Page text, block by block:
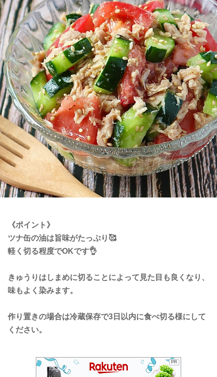
《ポイント》
ツナ缶の油は旨味がたっぷり🥰
軽く切る程度でOKです👌
きゅうりはしまめに切ることによって見た目も良くなり、
味もよく染みます。
作り置きの場合は冷蔵保存で3日以内に食べ切る様にして
ください。
PR